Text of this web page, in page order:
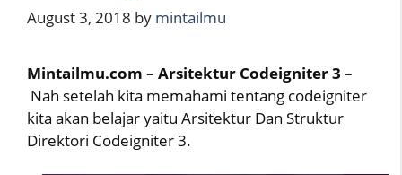
August 3, 2018 by mintailmu
Mintailmu.com – Arsitektur Codeigniter 3 –
Nah setelah kita memahami tentang codeigniter
kita akan belajar yaitu Arsitektur Dan Struktur
Direktori Codeigniter 3.